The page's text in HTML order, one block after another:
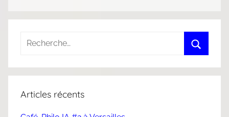
Articles récents